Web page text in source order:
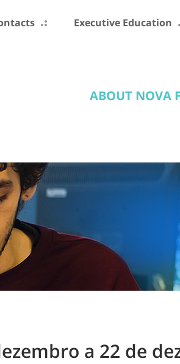
Executive Education
ABOUT NOVA
a 22 de